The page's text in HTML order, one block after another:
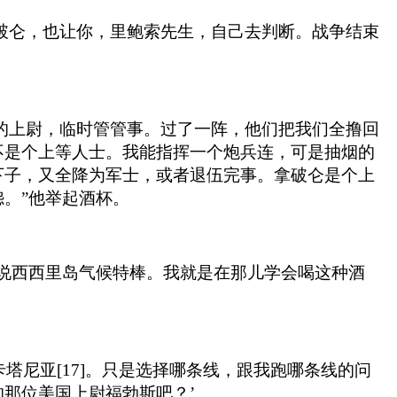
，也让你，里鲍索先生，自己去判断。战争结束
尉，临时管管事。过了一阵，他们把我们全撸回
个上等人士。我能指挥一个炮兵连，可是抽烟的
，又全降为军士，或者退伍完事。拿破仑是个上
”他举起酒杯。
西西里岛气候特棒。我就是在那儿学会喝这种酒
尼亚[17]。只是选择哪条线，跟我跑哪条线的问
位美国上尉福勃斯吧？’